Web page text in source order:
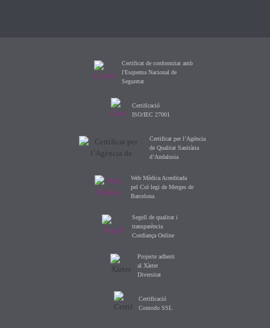
Certificat de conformitat amb
l'Esquema Nacional de
Seguretat
Certificació
ISO/IEC 27001
Certificat per l’Agència
de Qualitat Sanitària
d’Andalusia
Web Mèdica Acreditada
pel Col·legi de Metges de
Barcelona
Segell de qualitat i
transparència
Confiança Online
Projecte adherit
al Xàrter
Diversitat
Certificació
Comodo SSL